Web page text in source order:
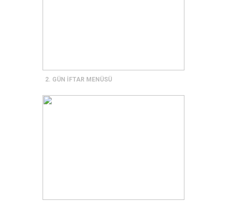
2. GÜN İFTAR MENÜSÜ